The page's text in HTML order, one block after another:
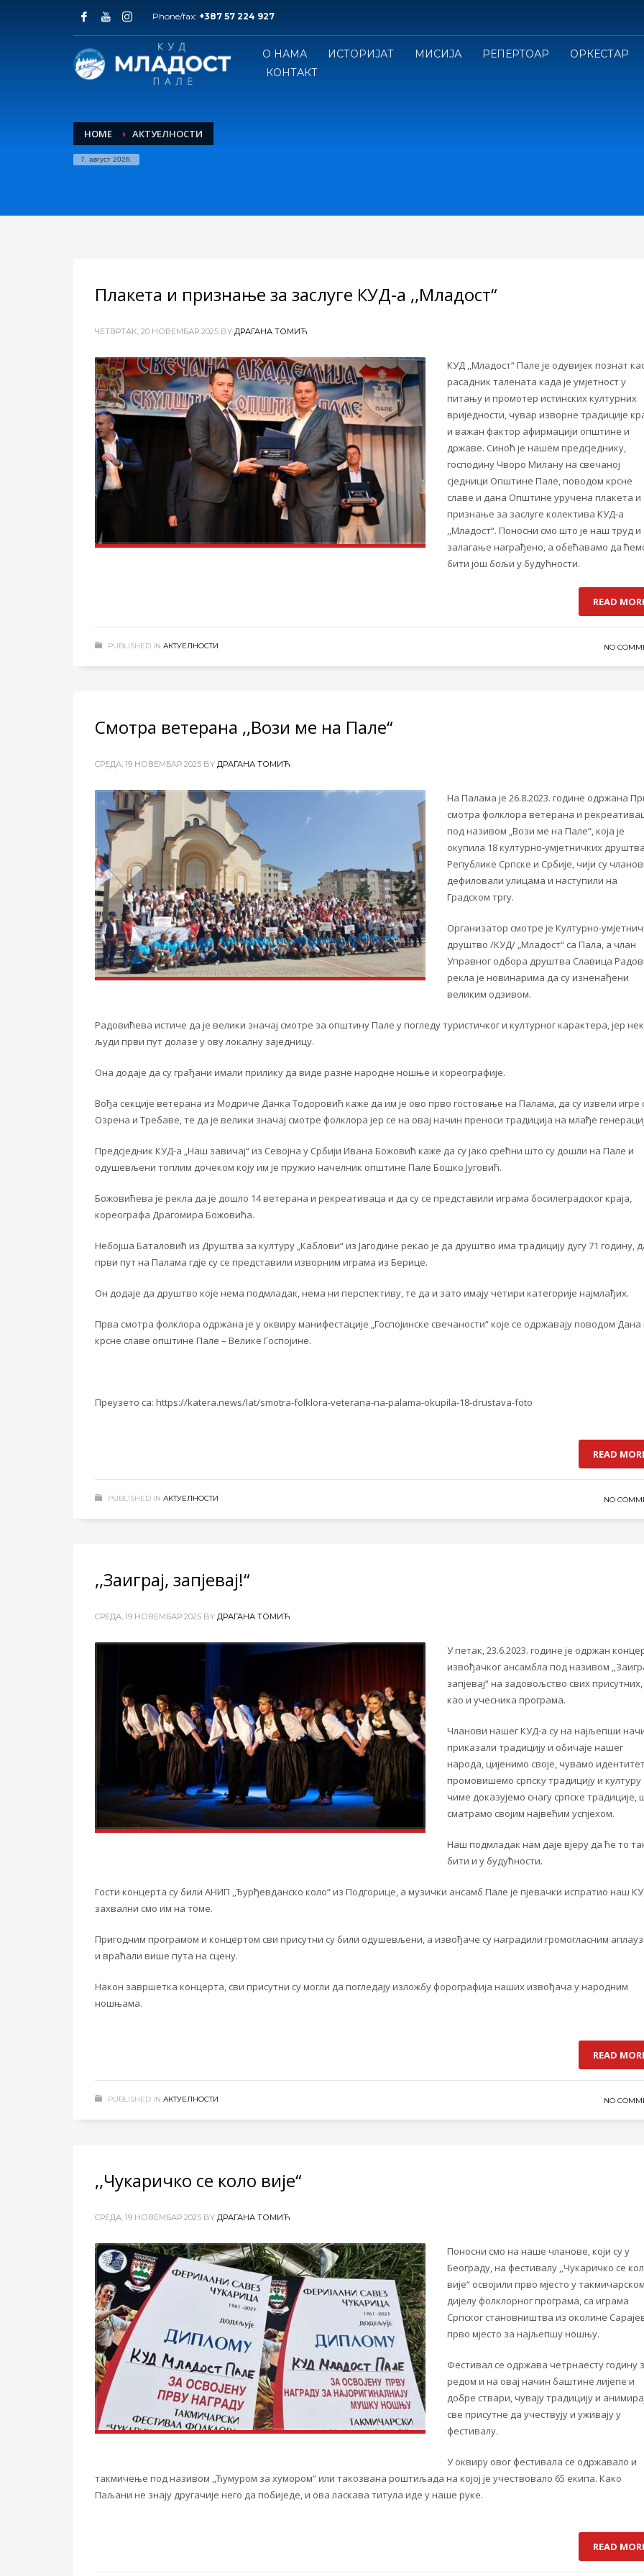
Phone/fax: +387 57 224 927
О НАМА ИСТОРИЈАТ МИСИЈА РЕПЕРТОАР ОРКЕСТАР
КОНТАКТ
HOME АКТУЕЛНОСТИ
7. август 2026.
Плакета и признање за заслуге КУД-а ,,Младост“
ЧЕТВРТАК, 20 НОВЕМБАР 2025 BY ДРАГАНА ТОМИЋ
КУД ,,Младост“ Пале је одувијек познат
расадник талената када је умјетност у
питању и промотер истинских културних
вриједности, чувар изворне традиције
и важан фактор афирмацији општине и
државе. Синоћ је нашем предсједнику,
господину Чворо Милану на свечаној
сједници Општинe Пале, поводом крсне
славе и дана Општине уручена плакета и
признање за заслуге колектива КУД-а
,,Младост“. Поносни смо што је наш труд и
залагање награђено, а обећавамо да
бити још бољи у будућности.
READ
PUBLISHED IN АКТУЕЛНОСТИ NO
Смотра ветерана ,,Вози ме на Пале“
CРЕДА, 19 НОВЕМБАР 2025 BY ДРАГАНА ТОМИЋ
На Палама је 26.8.2023. године одржана
смотра фолклора ветерана и
под називом „Вози ме на Пале“, која је
окупила 18 културно-умјетничких
Републике Српске и Србије, чији су
дефиловали улицама и наступили на
Градском тргу.
Организатор смотре је Културно-
друштво /КУД/ „Младост“ са Пала, а члан
Управног одбора друштва Славица
рекла је новинарима да су изненађени
великим одзивом.
Радовићева истиче да је велики значај смотре за општину Пале у погледу туристичког и културног карактера, јер
људи први пут долазе у ову локалну заједницу.
Она додаје да су грађани имали прилику да виде разне народне ношње и кореографије.
Вођа секције ветерана из Модриче Данка Тодоровић каже да им је ово прво гостовање на Палама, да су извели игре
Озрена и Требаве, те да је велики значај смотре фолклора јер се на овај начин преноси традиција на млађе
Предсједник КУД-а „Наш завичај“ из Севојна у Србији Ивана Божовић каже да су јако срећни што су дошли на Пале и
одушевљени топлим дочеком коју им је пружио начелник општине Пале Бошко Југовић.
Божовићева је рекла да је дошло 14 ветерана и рекреативаца и да су се представили играма босилеградског краја,
кореографа Драгомира Божовића.
Небојша Баталовић из Друштва за културу „Каблови“ из Јагодине рекао је да друштво има традицију дугу 71 годину,
први пут на Палама гд‌је су се представили изворним играма из Берице.
Он додаје да друштво које нема подмладак, нема ни перспективу, те да и зато имају четири категорије најмлађих.
Прва смотра фолклора одржана је у оквиру манифестације „Госпојинске свечаности“ које се одржавају поводом Дана
крсне славе општине Пале – Велике Госпојине.
Преузето са: https://katera.news/lat/smotra-folklora-veterana-na-palama-okupila-18-drustava-foto
READ
PUBLISHED IN АКТУЕЛНОСТИ NO
,,Заиграј, запјевај!“
CРЕДА, 19 НОВЕМБАР 2025 BY ДРАГАНА ТОМИЋ
У петак, 23.6.2023. године је одржан
извођачког ансамбла под називом
запјевај“ на задовољство свих присутних,
као и учесника програма.
Чланови нашег КУД-а су на најљепши
приказали традицију и обичаје нашег
народа, цијенимо своје, чувамо
промовишемо српску традицију и културу
чиме доказујемо снагу српске традиције,
сматрамо својим највећим успјехом.
Наш подмладак нам даје вјеру да ће то
бити и у будућности.
Гости концерта су били АНИП ,,Ђурђевданско коло“ из Подгорице, а музички ансамб Пале је пјевачки испратио наш
захвални смо им на томе.
Пригодним програмом и концертом сви присутни су били одушевљени, а извођаче су наградили громогласним
и враћали више пута на сцену.
Након завршетка концерта, сви присутни су могли да погледају изложбу форографија наших извођача у народним
ношњама.
READ
PUBLISHED IN АКТУЕЛНОСТИ NO
,,Чукаричко се коло вије“
CРЕДА, 19 НОВЕМБАР 2025 BY ДРАГАНА ТОМИЋ
Поносни смо на наше чланове, који су у
Београду, на фестивалу ,,Чукаричко се
вије“ освојили прво мјесто у такмичарском
дијелу фолклорног програма, са играма
Српског становништва из околине
прво мјесто за најљепшу ношњу.
Фестивал се одржава четрнаесту годину
редом и на овај начин баштине лијепе и
добре ствари, чувају традицију и
све присутне да учествују и уживају у
фестивалу.
У оквиру овог фестивала се одржавало и
такмичење под називом ,,Ћумуром за хумором“ или такозвана роштиљада на којој је учествовало 65 екипа. Како
Паљани не знају другачије него да побиједе, и ова ласкава титула иде у наше руке.
READ